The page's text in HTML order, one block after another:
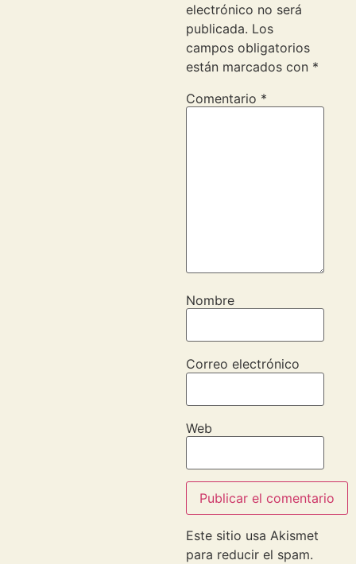
electrónico no será
publicada. Los
campos obligatorios
están marcados con *
Comentario *
Nombre
Correo electrónico
Web
Este sitio usa Akismet
para reducir el spam.